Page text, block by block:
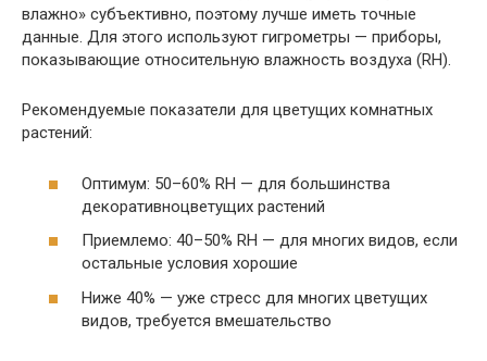
влажно» субъективно, поэтому лучше иметь точные
данные. Для этого используют гигрометры — приборы,
показывающие относительную влажность воздуха (RH).
Рекомендуемые показатели для цветущих комнатных
растений:
Оптимум: 50–60% RH — для большинства
декоративноцветущих растений
Приемлемо: 40–50% RH — для многих видов, если
остальные условия хорошие
Ниже 40% — уже стресс для многих цветущих
видов, требуется вмешательство